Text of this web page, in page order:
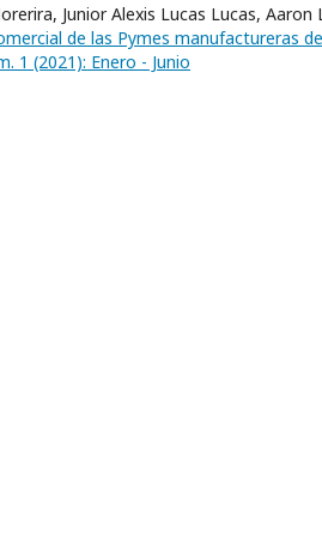
Junior Alexis Lucas Lucas,
de las Pymes manufactureras
1 (2021): Enero - Junio